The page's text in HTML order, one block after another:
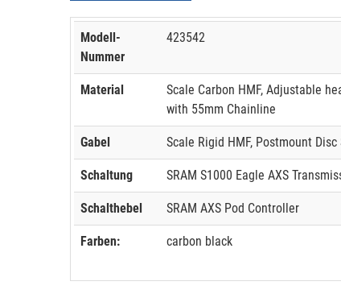
Modell-
Nummer
423542
Material
Scale Carbon HMF, Adjustable
with 55mm Chainline
Gabel Scale Rigid HMF, Postmount
Schaltung SRAM S1000 Eagle AXS
Schalthebel SRAM AXS Pod Controller
Farben: carbon black